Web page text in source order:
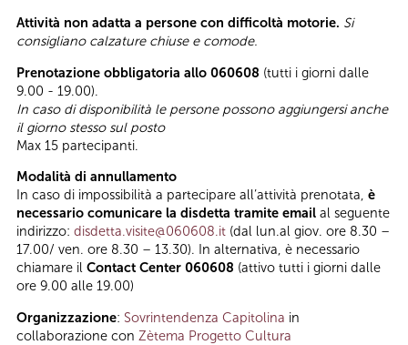
Attività non adatta a persone con difficoltà motorie. Si
consigliano calzature chiuse e comode.
Prenotazione obbligatoria allo 060608 (tutti i giorni dalle
9.00 - 19.00).
In caso di disponibilità le persone possono aggiungersi anche
il giorno stesso sul posto
Max 15 partecipanti.
Modalità di annullamento
In caso di impossibilità a partecipare all’attività prenotata, è
necessario comunicare la disdetta tramite email al seguente
indirizzo: disdetta.visite@060608.it (dal lun.al giov. ore 8.30 –
17.00/ ven. ore 8.30 – 13.30). In alternativa, è necessario
chiamare il Contact Center 060608 (attivo tutti i giorni dalle
ore 9.00 alle 19.00)
Organizzazione: Sovrintendenza Capitolina in
collaborazione con Zètema Progetto Cultura